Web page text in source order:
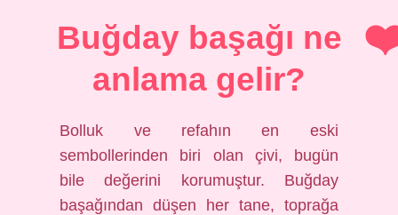
Buğday başağı ne
anlama gelir?
Bolluk ve refahın en eski
sembollerinden biri olan çivi, bugün
bile değerini korumuştur. Buğday
başağından düşen her tane, toprağa